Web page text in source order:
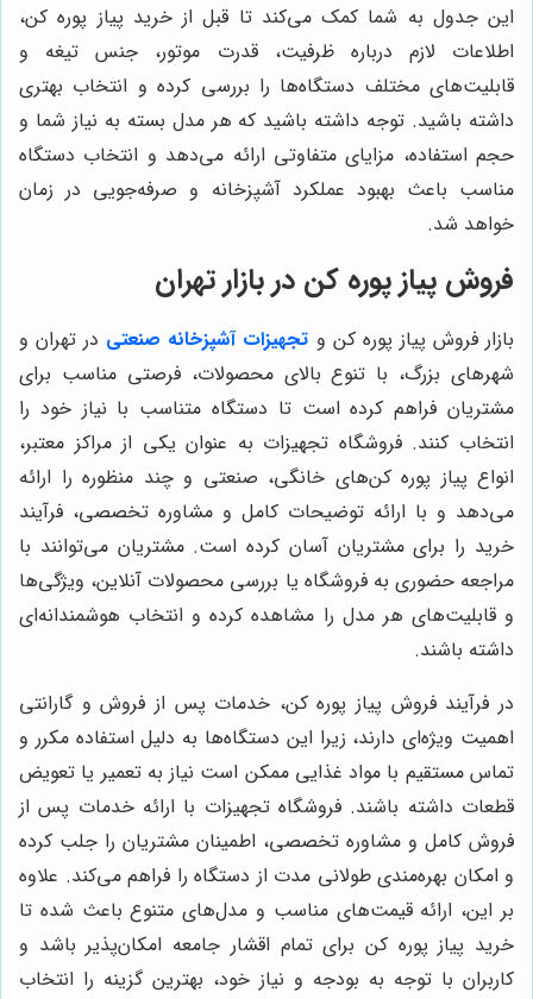
این جدول به شما کمک می‌کند تا قبل از خرید پیاز پوره کن،
اطلاعات لازم درباره ظرفیت، قدرت موتور، جنس تیغه و
قابلیت‌های مختلف دستگاه‌ها را بررسی کرده و انتخاب بهتری
داشته باشید. توجه داشته باشید که هر مدل بسته به نیاز شما و
حجم استفاده، مزایای متفاوتی ارائه می‌دهد و انتخاب دستگاه
مناسب باعث بهبود عملکرد آشپزخانه و صرفه‌جویی در زمان
خواهد شد.
فروش پیاز پوره کن در بازار تهران
بازار فروش پیاز پوره کن و تجهیزات آشپزخانه صنعتی در تهران و
شهرهای بزرگ، با تنوع بالای محصولات، فرصتی مناسب برای
مشتریان فراهم کرده است تا دستگاه متناسب با نیاز خود را
انتخاب کنند. فروشگاه تجهیزات به عنوان یکی از مراکز معتبر،
انواع پیاز پوره کن‌های خانگی، صنعتی و چند منظوره را ارائه
می‌دهد و با ارائه توضیحات کامل و مشاوره تخصصی، فرآیند
خرید را برای مشتریان آسان کرده است. مشتریان می‌توانند با
مراجعه حضوری به فروشگاه یا بررسی محصولات آنلاین، ویژگی‌ها
و قابلیت‌های هر مدل را مشاهده کرده و انتخاب هوشمندانه‌ای
داشته باشند.
در فرآیند فروش پیاز پوره کن، خدمات پس از فروش و گارانتی
اهمیت ویژه‌ای دارند، زیرا این دستگاه‌ها به دلیل استفاده مکرر و
تماس مستقیم با مواد غذایی ممکن است نیاز به تعمیر یا تعویض
قطعات داشته باشند. فروشگاه تجهیزات با ارائه خدمات پس از
فروش کامل و مشاوره تخصصی، اطمینان مشتریان را جلب کرده
و امکان بهره‌مندی طولانی مدت از دستگاه را فراهم می‌کند. علاوه
بر این، ارائه قیمت‌های مناسب و مدل‌های متنوع باعث شده تا
خرید پیاز پوره کن برای تمام اقشار جامعه امکان‌پذیر باشد و
کاربران با توجه به بودجه و نیاز خود، بهترین گزینه را انتخاب